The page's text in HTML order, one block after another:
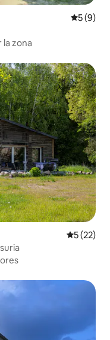
5 (9)
la zona
5 (22)